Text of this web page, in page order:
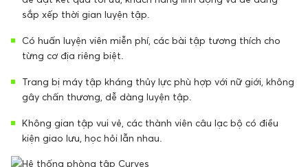
sắp xếp thời gian luyện tập.
Có huấn luyện viên miễn phí, các bài tập tương thích cho
từng cơ địa riêng biệt.
Trang bị máy tập kháng thủy lực phù hợp với nữ giới, không
gây chấn thương, dễ dàng luyện tập.
Không gian tập vui vẻ, các thành viên câu lạc bộ có điều
kiện giao lưu, học hỏi lẫn nhau.